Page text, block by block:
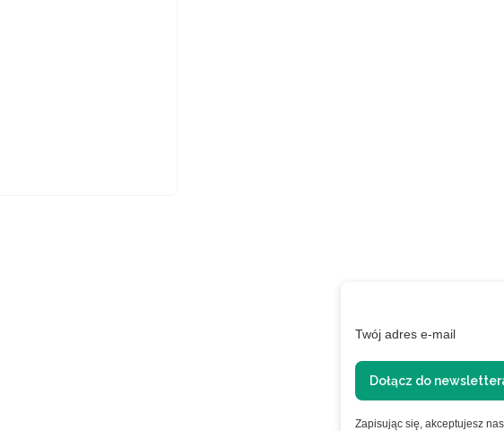
Twój adres e-mail
Dołącz do
Zapisując się, akceptujesz